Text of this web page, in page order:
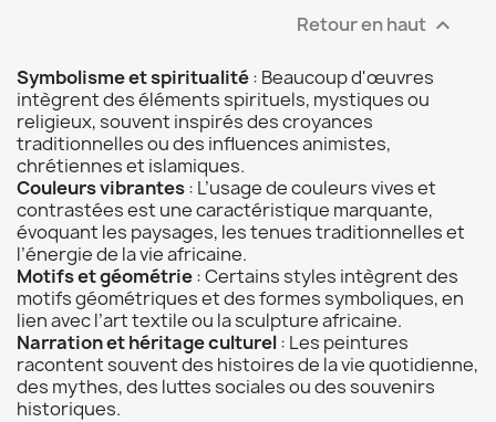
Retour en haut 
Symbolisme et spiritualité: Beaucoup d'œuvres
intègrent des éléments spirituels, mystiques ou
religieux, souvent inspirés des croyances
traditionnelles ou des influences animistes,
chrétiennes et islamiques.
Couleurs vibrantes: L’usage de couleurs vives et
contrastées est une caractéristique marquante,
évoquant les paysages, les tenues traditionnelles et
l’énergie de la vie africaine.
Motifs et géométrie: Certains styles intègrent des
motifs géométriques et des formes symboliques, en
lien avec l’art textile ou la sculpture africaine.
Narration et héritage culturel: Les peintures
racontent souvent des histoires de la vie quotidienne,
des mythes, des luttes sociales ou des souvenirs
historiques.